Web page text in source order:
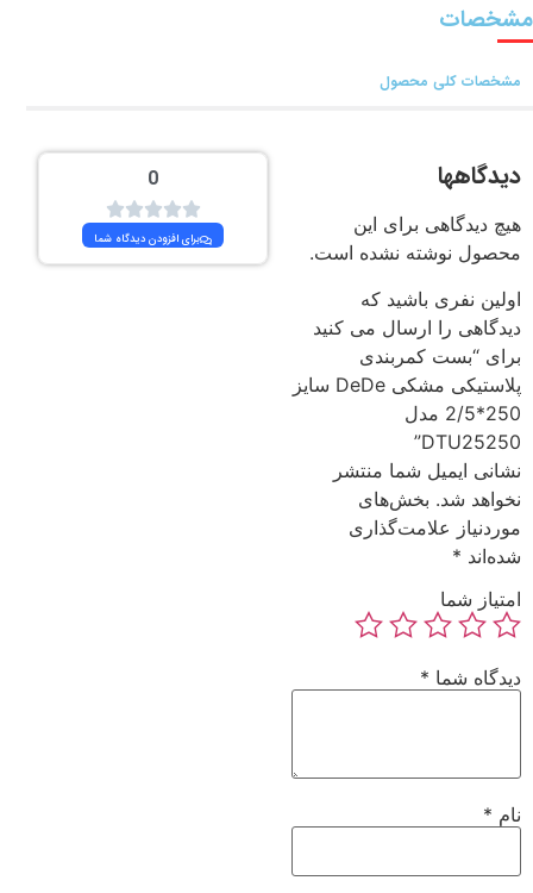
مشخصات
مشخصات کلی محصول
دیدگاهها
هیچ دیدگاهی برای این
محصول نوشته نشده است.
اولین نفری باشید که
دیدگاهی را ارسال می کنید
برای “بست کمربندی
پلاستیکی مشکی DeDe سایز
250*2/5 مدل
DTU25250”
نشانی ایمیل شما منتشر
نخواهد شد. بخش‌های
موردنیاز علامت‌گذاری
شده‌اند *
امتیاز شما
دیدگاه شما *
نام *
0
برای افزودن دیدگاه شما